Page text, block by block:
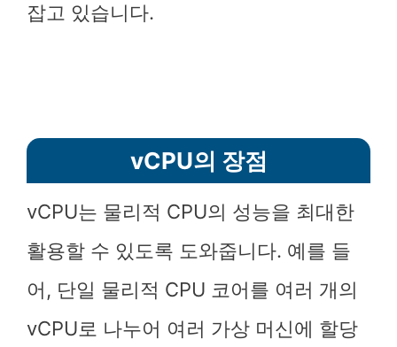
잡고 있습니다.
vCPU의 장점
vCPU는 물리적 CPU의 성능을 최대한
활용할 수 있도록 도와줍니다. 예를 들
어, 단일 물리적 CPU 코어를 여러 개의
vCPU로 나누어 여러 가상 머신에 할당